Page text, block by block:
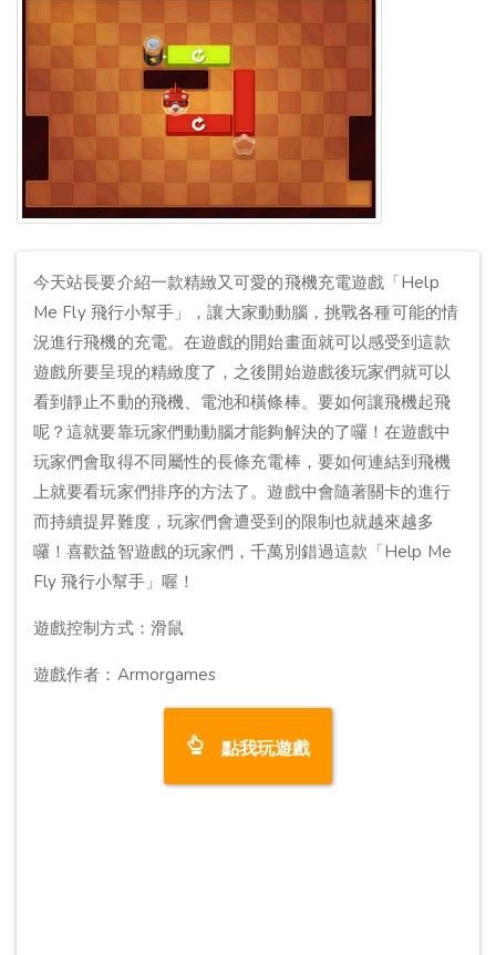
今天站長要介紹一款精緻又可愛的飛機充電遊戲「Help
Me Fly 飛行小幫手」，讓大家動動腦，挑戰各種可能的情
況進行飛機的充電。在遊戲的開始畫面就可以感受到這款
遊戲所要呈現的精緻度了，之後開始遊戲後玩家們就可以
看到靜止不動的飛機、電池和橫條棒。要如何讓飛機起飛
呢？這就要靠玩家們動動腦才能夠解決的了囉！在遊戲中
玩家們會取得不同屬性的長條充電棒，要如何連結到飛機
上就要看玩家們排序的方法了。遊戲中會隨著關卡的進行
而持續提昇難度，玩家們會遭受到的限制也就越來越多
囉！喜歡益智遊戲的玩家們，千萬別錯過這款「Help Me
Fly 飛行小幫手」喔！
遊戲控制方式：滑鼠
遊戲作者：Armorgames
點我玩遊戲